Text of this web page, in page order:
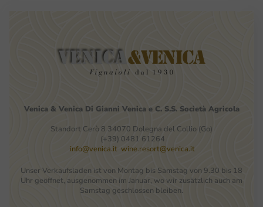
Venica & Venica Di Gianni Venica e C. S.S. Società Agricola
Standort Cerò 8 34070 Dolegna del Collio (Go)
(+39) 0481 61264
info@venica.it wine.resort@venica.it
Unser Verkaufsladen ist von Montag bis Samstag von 9.30 bis 18
Uhr geöffnet, ausgenommen im Januar, wo wir zusätzlich auch am
Samstag geschlossen bleiben.